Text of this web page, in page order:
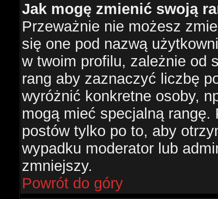
Jak mogę zmienić swoją
Przeważnie nie możesz
się one pod nazwą
w twoim profilu, zależnie od
rang aby zaznaczyć liczbę
wyróżnić konkretne osoby,
mogą mieć specjalną
postów tylko po to, aby
wypadku moderator lub
zmniejszy.
Powrót do góry